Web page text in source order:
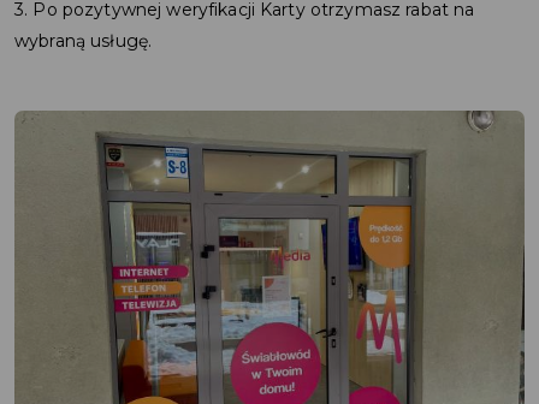
3. Po pozytywnej weryfikacji Karty otrzymasz rabat na
wybraną usługę.